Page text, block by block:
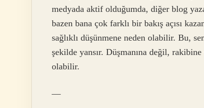
medyada aktif olduğumda, diğer blog
bazen bana çok farklı bir bakış açısı
sağlıklı düşünmene neden olabilir. Bu,
şekilde yansır. Düşmanına değil,
olabilir.
—